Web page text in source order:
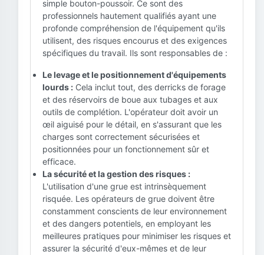
simple bouton-poussoir. Ce sont des
professionnels hautement qualifiés ayant une
profonde compréhension de l'équipement qu'ils
utilisent, des risques encourus et des exigences
spécifiques du travail. Ils sont responsables de :
Le levage et le positionnement d'équipements
lourds : Cela inclut tout, des derricks de forage
et des réservoirs de boue aux tubages et aux
outils de complétion. L'opérateur doit avoir un
œil aiguisé pour le détail, en s'assurant que les
charges sont correctement sécurisées et
positionnées pour un fonctionnement sûr et
efficace.
La sécurité et la gestion des risques :
L'utilisation d'une grue est intrinsèquement
risquée. Les opérateurs de grue doivent être
constamment conscients de leur environnement
et des dangers potentiels, en employant les
meilleures pratiques pour minimiser les risques et
assurer la sécurité d'eux-mêmes et de leur